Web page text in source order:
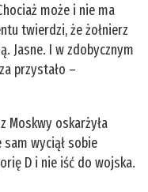
może i nie ma
twierdzi, że żołnierz
Jasne. I w zdobycznym
przystało –
Moskwy oskarżyła
sam wyciął sobie
D i nie iść do wojska.